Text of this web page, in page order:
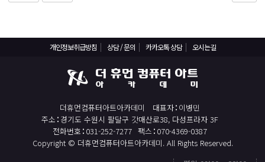
개인정보취급방침 상담 / 문의 카카오톡 상담 오시는길
더휴먼컴퓨터아트아카데미 대표자 이병민
주소 경기도 수원시 팔달구 갓매산로38, 다성프라자 3F
전화번호 031-252-7277 팩스 070-4369-0387
Copyright © 더휴먼컴퓨터아트아카데미. All Rights Reserved.
직업상담사 2급 (필기+실기) 자격증 취득과정
일러스트 자격증 취득과정(GTQi 1급)
전산회계 1급 / FAT 1급 자격증 취득과정
전산세무 2급 / TAT 2급 자격증 취득과정